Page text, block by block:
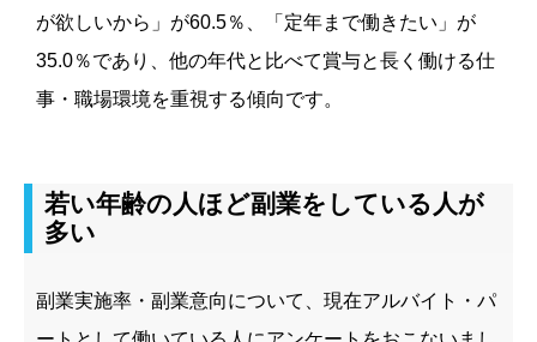
が欲しいから」が60.5％、「定年まで働きたい」が
35.0％であり、他の年代と比べて賞与と長く働ける仕
事・職場環境を重視する傾向です。
若い年齢の人ほど副業をしている人が
多い
副業実施率・副業意向について、現在アルバイト・パ